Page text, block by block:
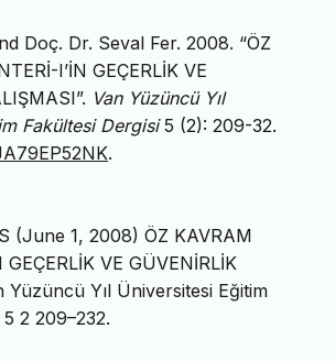
Doç. Dr. Seval Fer. 2008. “ÖZ
I’İN GEÇERLİK VE
Van Yüzüncü Yıl
Fakültesi Dergisi5 (2): 209-32.
.
(June 1, 2008) ÖZ KAVRAM
GEÇERLİK VE GÜVENİRLİK
Yüzüncü Yıl Üniversitesi Eğitim
2 209–232.